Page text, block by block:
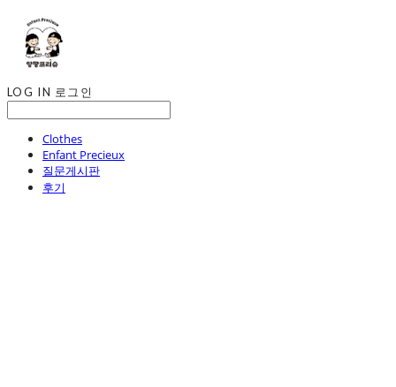
LOG IN 로그인
Clothes
Enfant Precieux
질문게시판
후기